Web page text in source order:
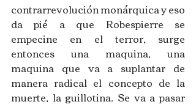
contrarrevolución monárquica y eso
da pié a que Robespierre se
empecine en el terror, surge
entonces una maquina, una
maquina que va a suplantar de
manera radical el concepto de la
muerte, la guillotina. Se va a pasar